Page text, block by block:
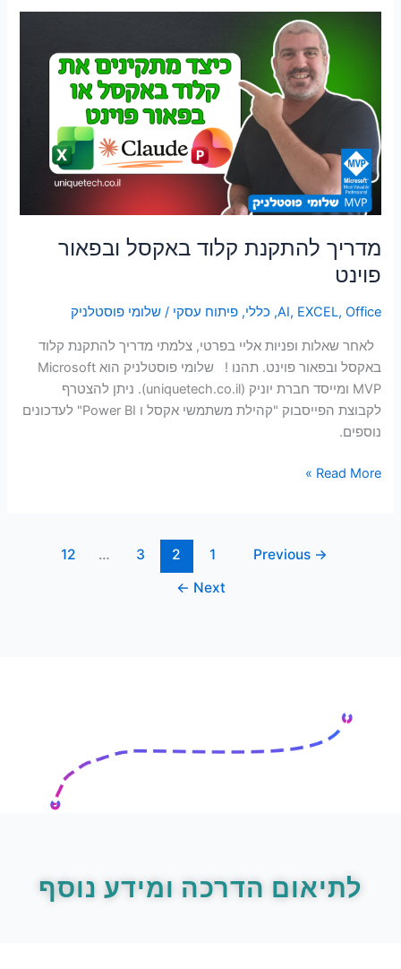
מדריך להתקנת קלוד באקסל ובפאור
פוינט
AI, EXCEL, Office
, כללי,פיתוח עסקי /שלומי פוסטלניק
לאחר שאלות ופניות אליי בפרטי, צלמתי מדריך להתקנת קלוד
באקסל ובפאור פוינט. תהנו ! שלומי פוסטלניק הוא Microsoft
MVP ומייסד חברת יוניק (uniquetech.co.il). ניתן להצטרף
לקבוצת הפייסבוק "קהילת משתמשי אקסל ו Power BI" לעדכונים
נוספים.
ובפאור
פוינט
Read More »
→
1
2
3
…
12
Next
←
לתיאום הדרכה ומידע נוסף